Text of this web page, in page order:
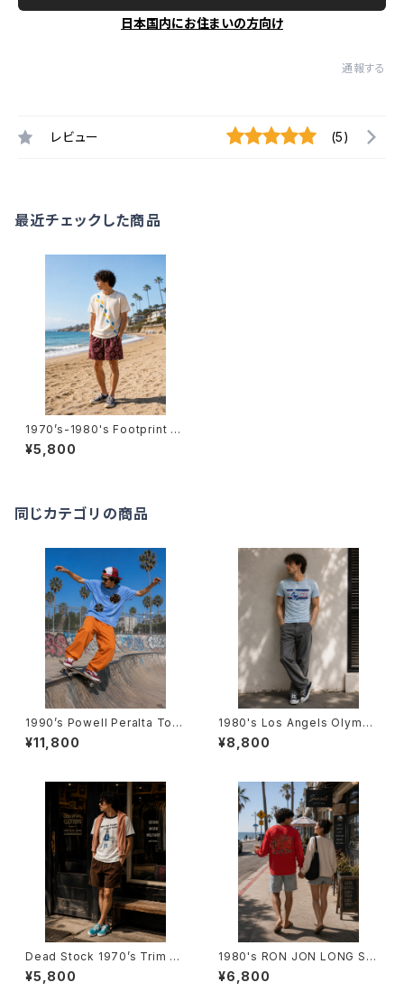
日本国内にお住まいの方向け
通報する
レビュー (5)
最近チェックした商品
1970’s-1980's Footprint T-
Shirts -1970年代～1980年代
フットプリントTシャツ-
¥5,800
同じカテゴリの商品
1990’s Powell Peralta Ton
y Hawk T-Shirts -1990年代
パウエル・ペラルタ トニー・ホー
¥11,800
1980's Los Angels Olympi
c T-Shirts -1984年 ロサンゼ
ルス オリンピックTシャツ-
¥8,800
Dead Stock 1970’s Trim T-
Shirts -デッドストック 1970年
代 リンガーTシャツ-
¥5,800
1980's RON JON LONG SL
EEVE T-Shirts -1980年代 ロ
ンジョン ロングスリーブTシャ
¥6,800